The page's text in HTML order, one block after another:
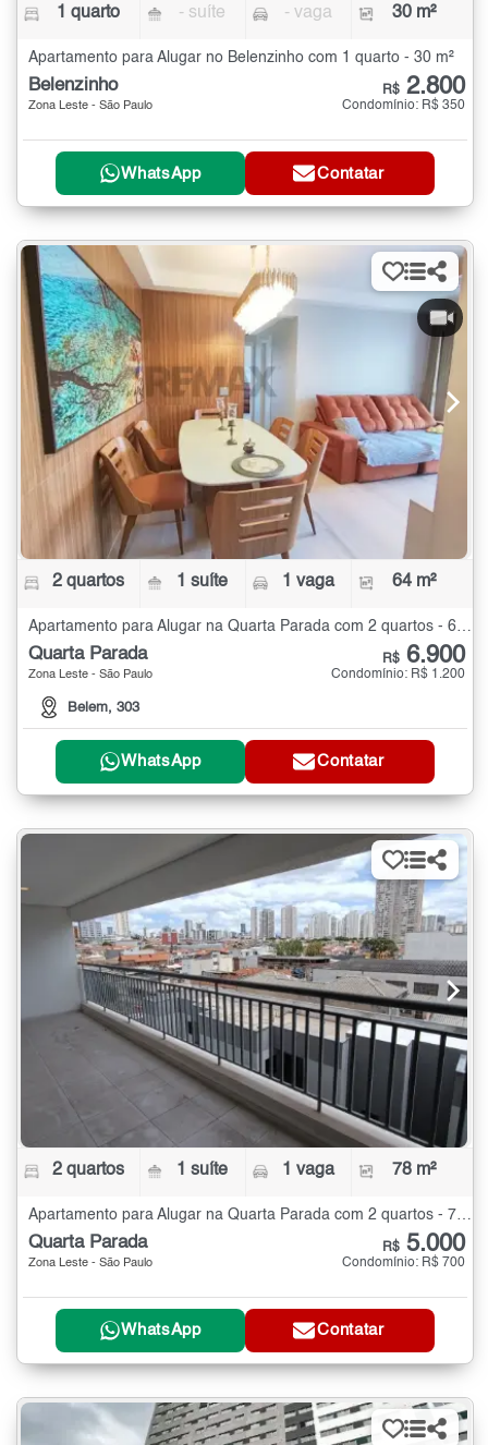
1 quarto - suíte - vaga 30 m²
Apartamento para Alugar no Belenzinho com 1 quarto - 30 m²
Belenzinho
Zona Leste - São Paulo
R$ 2.800
Condomínio: R$ 350
WhatsApp Contatar
2 quartos 1 suíte 1 vaga 64 m²
Apartamento para Alugar na Quarta Parada com 2 quartos - 64 m²
Quarta Parada
Zona Leste - São Paulo
Belem, 303
R$ 6.900
Condomínio: R$ 1.200
WhatsApp Contatar
2 quartos 1 suíte 1 vaga 78 m²
Quarta Parada
Zona Leste - São Paulo
R$ 5.000
Condomínio: R$ 700
WhatsApp Contatar